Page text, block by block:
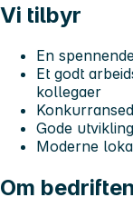
Vi tilbyr
En
Et godt
kollegaer
Gode
Moderne
Om bedriften